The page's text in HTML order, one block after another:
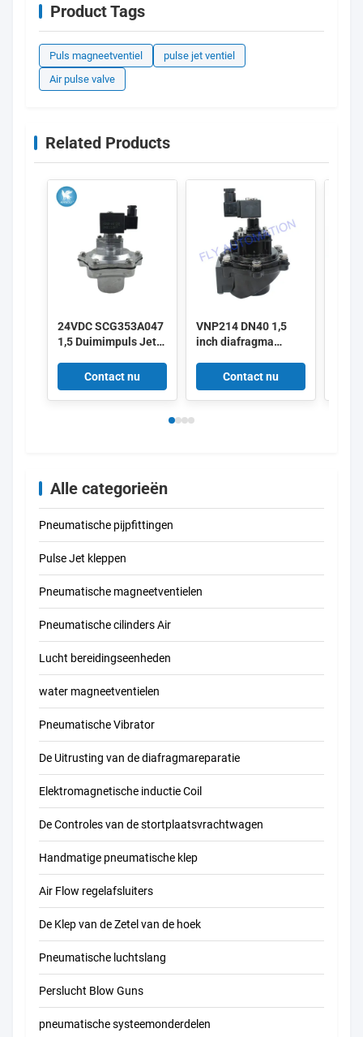
Product Tags
Puls magneetventiel
pulse jet ventiel
Air pulse valve
Related Products
24VDC SCG353A047
1,5 Duimimpuls Jet
Contact nu
VNP214 DN40 1,5
inch diafragma
aluminium puls
Contact nu
Alle categorieën
Pneumatische pijpfittingen
Pulse Jet kleppen
Pneumatische magneetventielen
Pneumatische cilinders Air
Lucht bereidingseenheden
water magneetventielen
Pneumatische Vibrator
De Uitrusting van de diafragmareparatie
Elektromagnetische inductie Coil
De Controles van de stortplaatsvrachtwagen
Handmatige pneumatische klep
Air Flow regelafsluiters
De Klep van de Zetel van de hoek
Pneumatische luchtslang
Perslucht Blow Guns
pneumatische systeemonderdelen